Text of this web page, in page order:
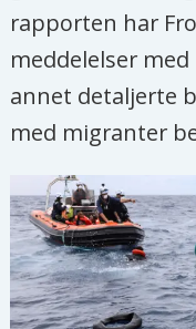
rapporten har
meddelelser
annet detaljerte
med migranter